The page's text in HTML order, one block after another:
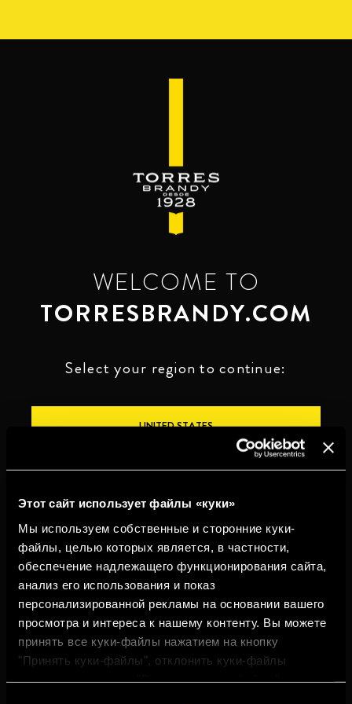
Этот сайт использует файлы «куки»
Мы используем собственные и сторонние куки-
файлы, целью которых является, в частности,
обеспечение надлежащего функционирования сайта,
анализ его использования и показ
персонализированной рекламы на основании вашего
просмотра и интереса к нашему контенту. Вы можете
принять все куки-файлы нажатием на кнопку
"Принять куки-файлы", отклонить куки-файлы
WELCOME TO
TORRESBRANDY.COM
Select your region to continue:
UNITED STATES
ПЕЙТЕ ОТВЕТСТВЕННО
WhistleblowingЮридическая
информация
Конфиденциальность Политика
использования
cookies
©2026 Miguel Torres S.A. Все права защищены.